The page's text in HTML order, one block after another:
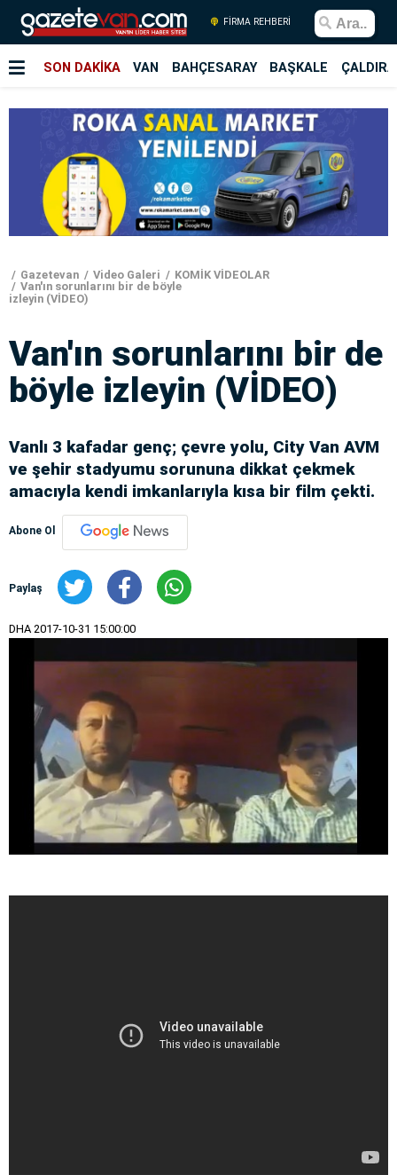
FİRMA REHBERİ
SON DAKİKA VAN BAHÇESARAY BAŞKALE
Gazetevan Video Galeri
KOMİK VİDEOLAR
Van'ın sorunlarını bir de böyle
izleyin (VİDEO)
Van'ın sorunlarını bir de
böyle izleyin (VİDEO)
Vanlı 3 kafadar genç; çevre yolu, City Van AVM
ve şehir stadyumu sorununa dikkat çekmek
amacıyla kendi imkanlarıyla kısa bir film çekti.
Abone Ol
Paylaş
DHA 2017-10-31 15:00:00